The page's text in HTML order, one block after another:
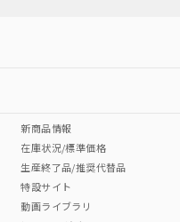
新商品情報
在庫状況/標準価格
生産終了品/推奨代替品
特設サイト
動画ライブラリ